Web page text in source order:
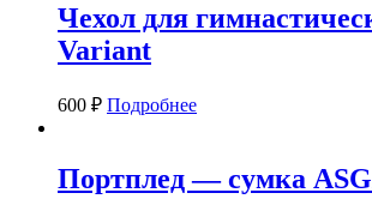
Чехол для
Variant
600 ₽ Подробнее
Портплед — сумка